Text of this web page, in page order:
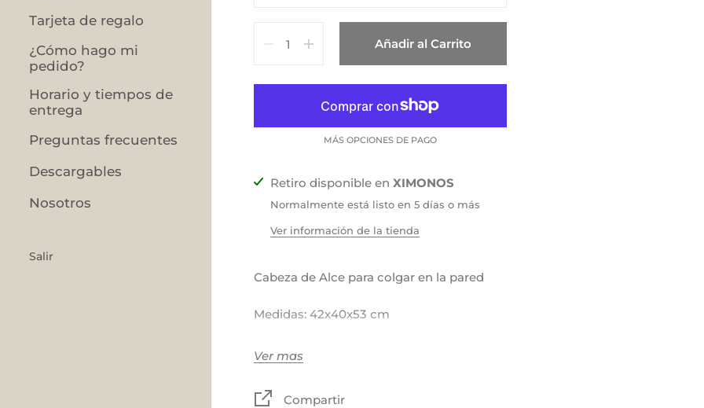
Tarjeta de regalo
¿Cómo hago mi
pedido?
Horario y tiempos de
entrega
Preguntas frecuentes
Descargables
Nosotros
Salir
Añadir al Carrito
MÁS OPCIONES DE PAGO
Retiro disponible en XIMONOS
Normalmente está listo en 5 días o más
Ver información de la tienda
Cabeza de Alce para colgar en la pared
Medidas: 42x40x53 cm
Material: Lana/poliéster
Disponible: tiempo de fabricación 8 días
Ver mas
Compartir